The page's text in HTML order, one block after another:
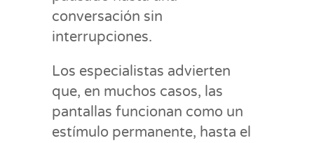
conversación sin
interrupciones.
Los especialistas advierten
que, en muchos casos, las
pantallas funcionan como un
estímulo permanente, hasta el